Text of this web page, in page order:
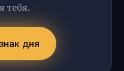
тебя.
дня